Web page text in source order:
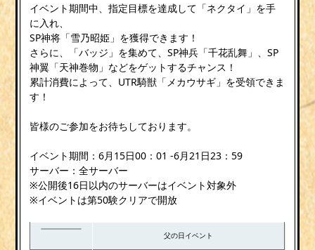
イベント期間中、指定目標を達成して「ネクタイ」を手
に入れ、
SP神将「雪乃昭姫」を獲得できます！
さらに、「バッジ」を集めて、SP神兵「千花乱舞」、SP
神翼「天神巻物」などをゲットするチャンス！
累計消費によって、UTR騎獣「メカウサギ」を受領できま
す！
皆様のご参加をお待ちしております。
イベント期間：6月15日00：01 -6月21日23：59
サーバー：全サーバー
※公開後16日以内のサーバーはイベント対象外
※イベントは第50験クリアで開放
父の日イベント